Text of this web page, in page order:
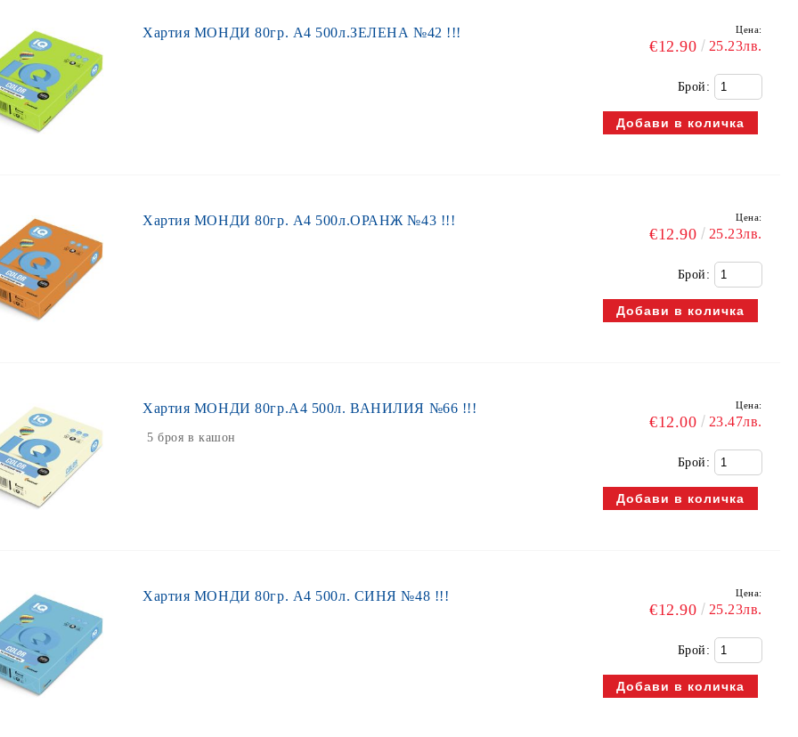
Хартия МОНДИ 80гр. А4 500л.ЗЕЛЕНА №42 !!! Цена:
€12.90 25.23лв.
Брой:
Хартия МОНДИ 80гр. А4 500л.ОРАНЖ №43 !!! Цена:
€12.90 25.23лв.
Брой:
Хартия МОНДИ 80гр.А4 500л. ВАНИЛИЯ №66 !!!
5 броя в кашон
Цена:
€12.00 23.47лв.
Брой:
Хартия МОНДИ 80гр. А4 500л. СИНЯ №48 !!! Цена:
€12.90 25.23лв.
Брой: